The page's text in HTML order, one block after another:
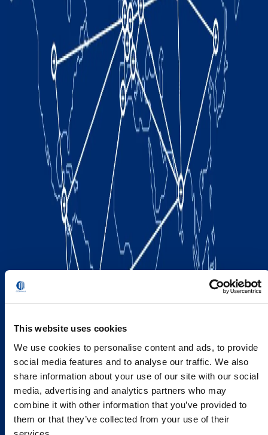
This website uses cookies
We use cookies to personalise content and ads, to provide
social media features and to analyse our traffic. We also
share information about your use of our site with our social
media, advertising and analytics partners who may
combine it with other information that you’ve provided to
them or that they’ve collected from your use of their